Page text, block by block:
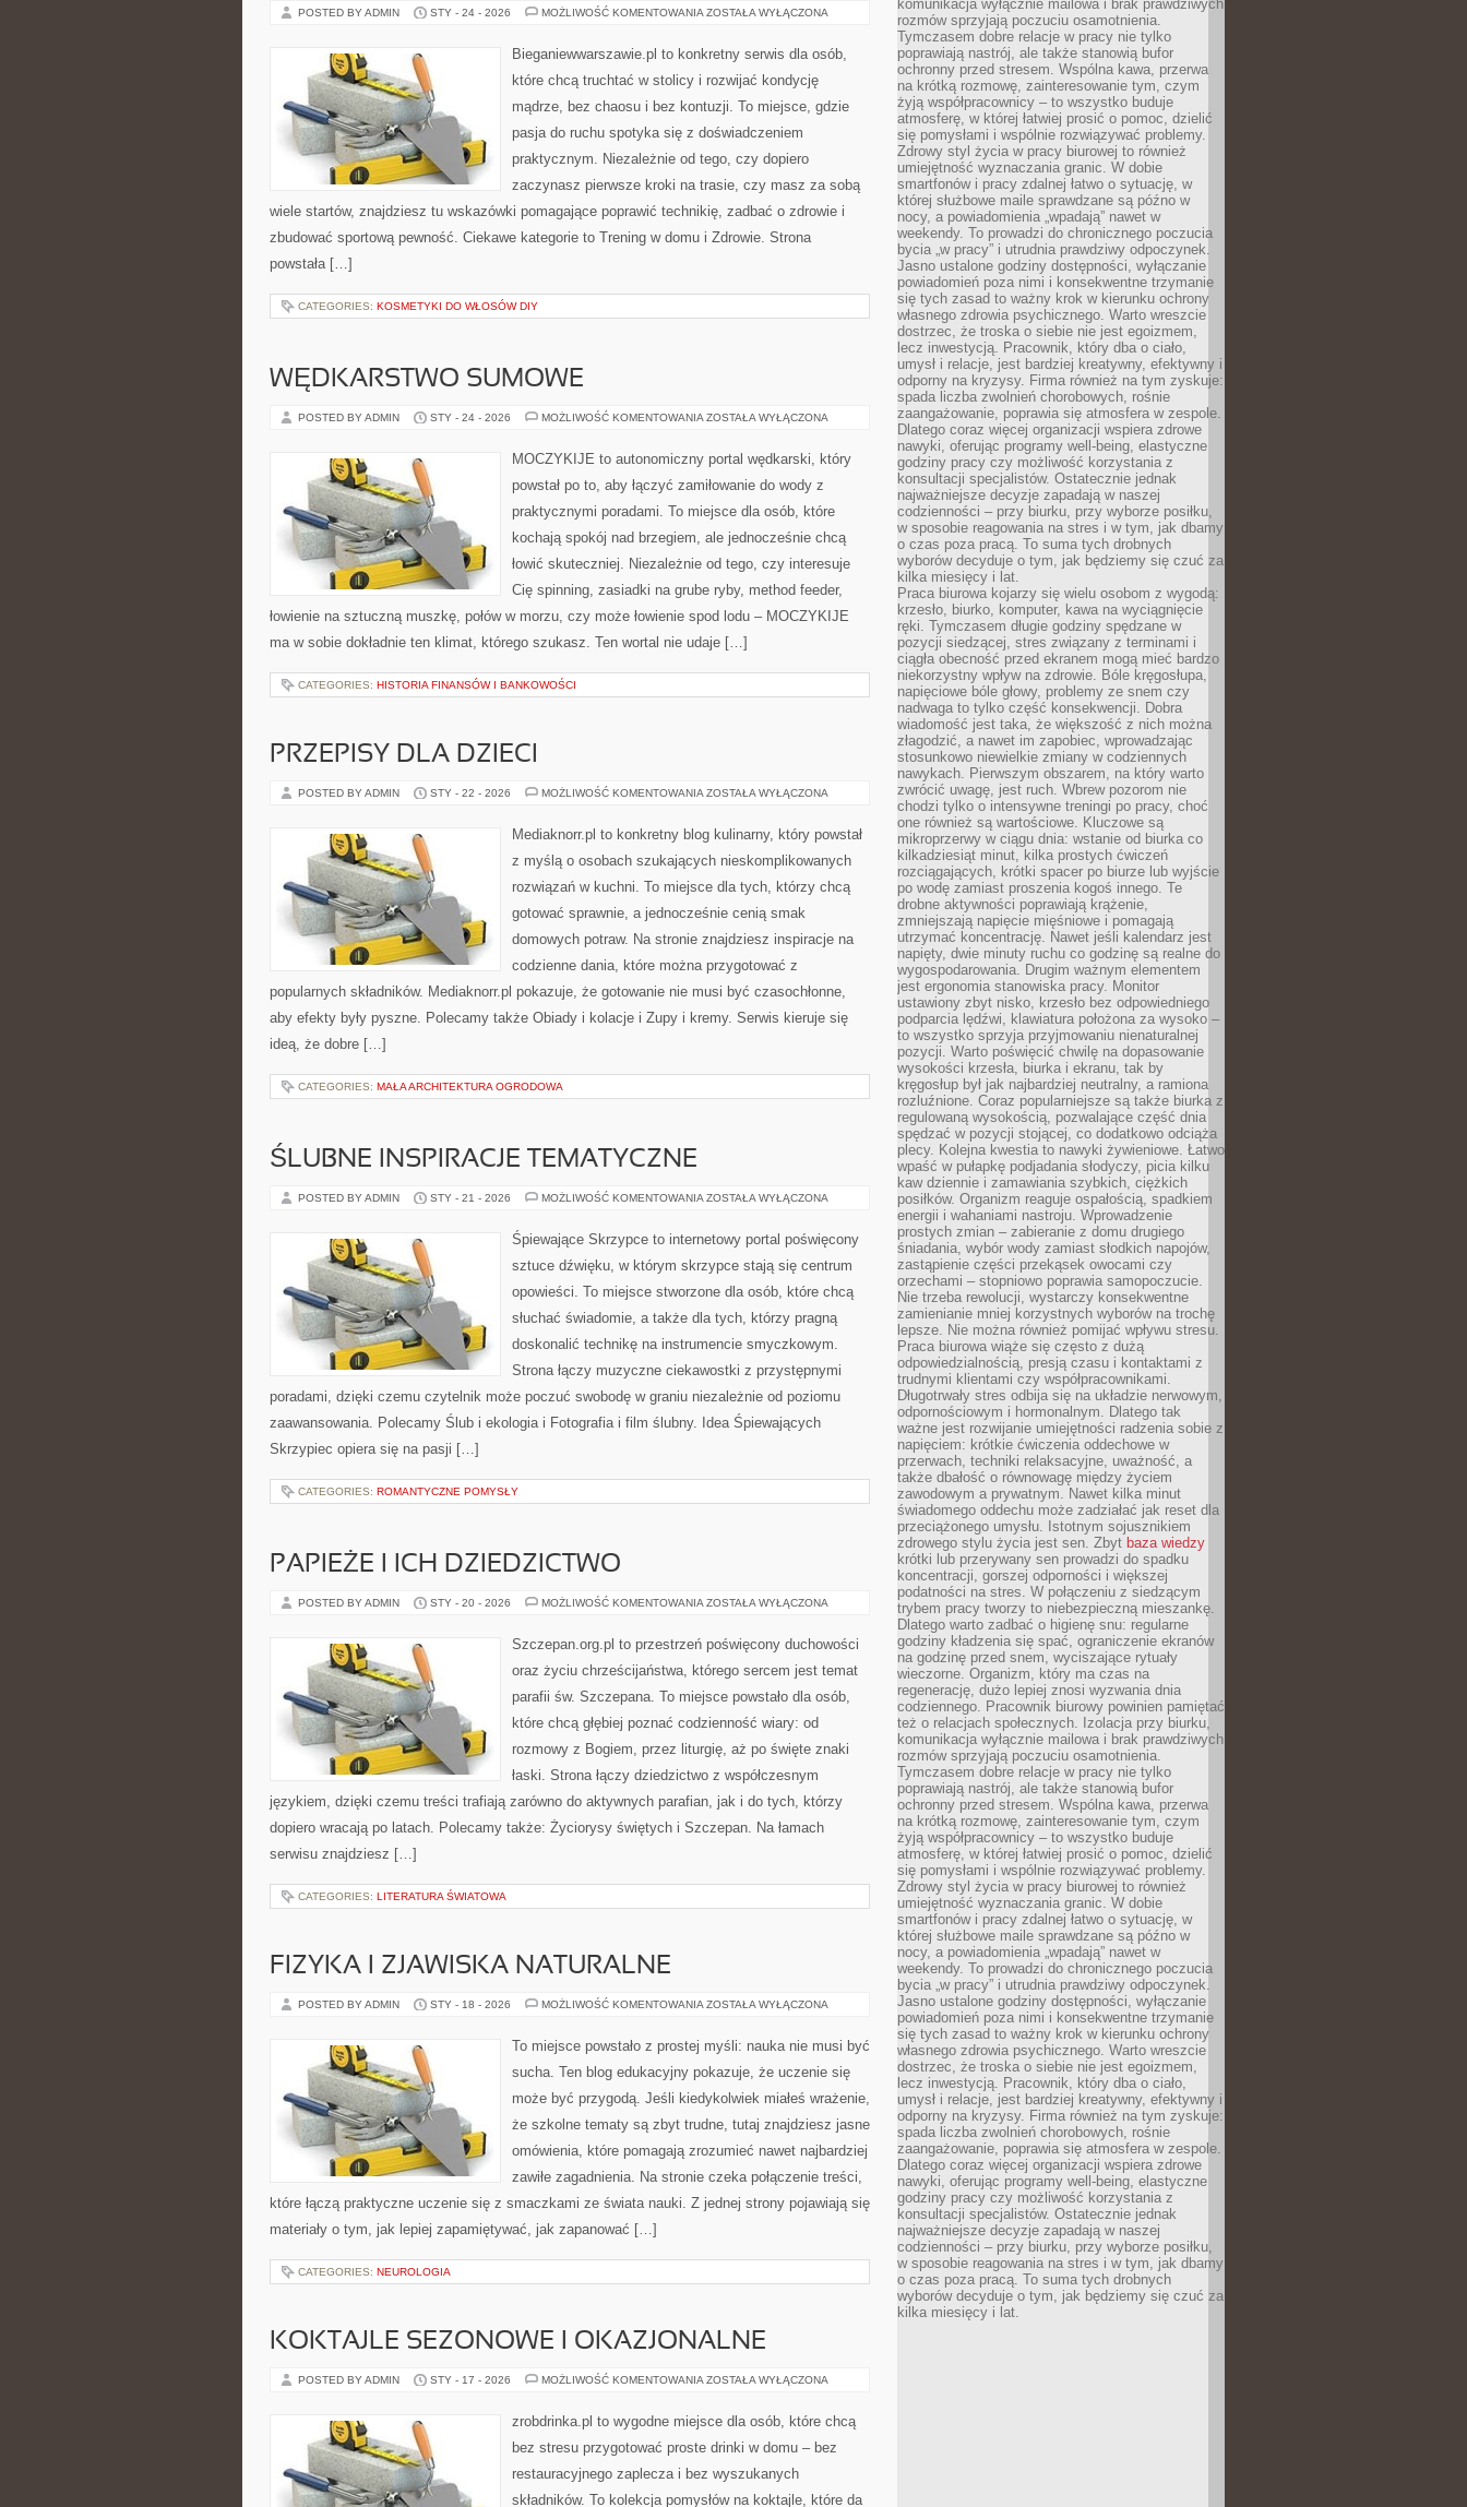
POSTED BY ADMIN STY - 24 - 2026 MOŻLIWOŚĆ KOMENTOWANIA TRENING
ZOSTAŁA WYŁĄCZONA
Bieganiewwarszawie.pl to konkretny serwis dla osób,
które chcą truchtać w stolicy i rozwijać kondycję
mądrze, bez chaosu i bez kontuzji. To miejsce, gdzie
pasja do ruchu spotyka się z doświadczeniem
praktycznym. Niezależnie od tego, czy dopiero
zaczynasz pierwsze kroki na trasie, czy masz za sobą
wiele startów, znajdziesz tu wskazówki pomagające poprawić technikię, zadbać o zdrowie i
zbudować sportową pewność. Ciekawe kategorie to Trening w domu i Zdrowie. Strona
powstała […]
CATEGORIES: KOSMETYKI DO WŁOSÓW DIY
WĘDKARSTWO SUMOWE
POSTED BY ADMIN STY - 24 - 2026 MOŻLIWOŚĆ KOMENTOWANIA WĘDKARSTWO
ZOSTAŁA WYŁĄCZONA
MOCZYKIJE to autonomiczny portal wędkarski, który
powstał po to, aby łączyć zamiłowanie do wody z
praktycznymi poradami. To miejsce dla osób, które
kochają spokój nad brzegiem, ale jednocześnie chcą
łowić skuteczniej. Niezależnie od tego, czy interesuje
Cię spinning, zasiadki na grube ryby, method feeder,
łowienie na sztuczną muszkę, połów w morzu, czy może łowienie spod lodu – MOCZYKIJE
ma w sobie dokładnie ten klimat, którego szukasz. Ten wortal nie udaje […]
CATEGORIES: HISTORIA FINANSÓW I BANKOWOŚCI
PRZEPISY DLA DZIECI
POSTED BY ADMIN STY - 22 - 2026 MOŻLIWOŚĆ KOMENTOWANIA PRZEPISY
ZOSTAŁA WYŁĄCZONA
Mediaknorr.pl to konkretny blog kulinarny, który powstał
z myślą o osobach szukających nieskomplikowanych
rozwiązań w kuchni. To miejsce dla tych, którzy chcą
gotować sprawnie, a jednocześnie cenią smak
domowych potraw. Na stronie znajdziesz inspiracje na
codzienne dania, które można przygotować z
popularnych składników. Mediaknorr.pl pokazuje, że gotowanie nie musi być czasochłonne,
aby efekty były pyszne. Polecamy także Obiady i kolacje i Zupy i kremy. Serwis kieruje się
ideą, że dobre […]
CATEGORIES: MAŁA ARCHITEKTURA OGRODOWA
ŚLUBNE INSPIRACJE TEMATYCZNE
POSTED BY ADMIN STY - 21 - 2026 MOŻLIWOŚĆ KOMENTOWANIA ŚLUBNE
ZOSTAŁA WYŁĄCZONA
Śpiewające Skrzypce to internetowy portal poświęcony
sztuce dźwięku, w którym skrzypce stają się centrum
opowieści. To miejsce stworzone dla osób, które chcą
słuchać świadomie, a także dla tych, którzy pragną
doskonalić technikę na instrumencie smyczkowym.
Strona łączy muzyczne ciekawostki z przystępnymi
poradami, dzięki czemu czytelnik może poczuć swobodę w graniu niezależnie od poziomu
zaawansowania. Polecamy Ślub i ekologia i Fotografia i film ślubny. Idea Śpiewających
Skrzypiec opiera się na pasji […]
CATEGORIES: ROMANTYCZNE POMYSŁY
PAPIEŻE I ICH DZIEDZICTWO
POSTED BY ADMIN STY - 20 - 2026 MOŻLIWOŚĆ KOMENTOWANIA PAPIEŻE
DZIEDZICTWO
ZOSTAŁA WYŁĄCZONA
Szczepan.org.pl to przestrzeń poświęcony duchowości
oraz życiu chrześcijaństwa, którego sercem jest temat
parafii św. Szczepana. To miejsce powstało dla osób,
które chcą głębiej poznać codzienność wiary: od
rozmowy z Bogiem, przez liturgię, aż po święte znaki
łaski. Strona łączy dziedzictwo z współczesnym
językiem, dzięki czemu treści trafiają zarówno do aktywnych parafian, jak i do tych, którzy
dopiero wracają po latach. Polecamy także: Życiorysy świętych i Szczepan. Na łamach
serwisu znajdziesz […]
CATEGORIES: LITERATURA ŚWIATOWA
FIZYKA I ZJAWISKA NATURALNE
POSTED BY ADMIN STY - 18 - 2026 MOŻLIWOŚĆ KOMENTOWANIA FIZYKA
NATURALNE
ZOSTAŁA WYŁĄCZONA
To miejsce powstało z prostej myśli: nauka nie musi być
sucha. Ten blog edukacyjny pokazuje, że uczenie się
może być przygodą. Jeśli kiedykolwiek miałeś wrażenie,
że szkolne tematy są zbyt trudne, tutaj znajdziesz jasne
omówienia, które pomagają zrozumieć nawet najbardziej
zawiłe zagadnienia. Na stronie czeka połączenie treści,
które łączą praktyczne uczenie się z smaczkami ze świata nauki. Z jednej strony pojawiają się
materiały o tym, jak lepiej zapamiętywać, jak zapanować […]
CATEGORIES: NEUROLOGIA
KOKTAJLE SEZONOWE I OKAZJONALNE
POSTED BY ADMIN STY - 17 - 2026 MOŻLIWOŚĆ KOMENTOWANIA KOKTAJLE
OKAZJONALNE
ZOSTAŁA WYŁĄCZONA
zrobdrinka.pl to wygodne miejsce dla osób, które chcą
bez stresu przygotować proste drinki w domu – bez
restauracyjnego zaplecza i bez wyszukanych
składników. To kolekcja pomysłów na koktajle, które da
komunikacja wyłącznie mailowa i brak prawdziwych
rozmów sprzyjają poczuciu osamotnienia.
Tymczasem dobre relacje w pracy nie tylko
poprawiają nastrój, ale także stanowią bufor
ochronny przed stresem. Wspólna kawa, przerwa
na krótką rozmowę, zainteresowanie tym, czym
żyją współpracownicy – to wszystko buduje
atmosferę, w której łatwiej prosić o pomoc, dzielić
się pomysłami i wspólnie rozwiązywać problemy.
Zdrowy styl życia w pracy biurowej to również
umiejętność wyznaczania granic. W dobie
smartfonów i pracy zdalnej łatwo o sytuację, w
której służbowe maile sprawdzane są późno w
nocy, a powiadomienia „wpadają” nawet w
weekendy. To prowadzi do chronicznego poczucia
bycia „w pracy” i utrudnia prawdziwy odpoczynek.
Jasno ustalone godziny dostępności, wyłączanie
powiadomień poza nimi i konsekwentne trzymanie
się tych zasad to ważny krok w kierunku ochrony
własnego zdrowia psychicznego. Warto wreszcie
dostrzec, że troska o siebie nie jest egoizmem,
lecz inwestycją. Pracownik, który dba o ciało,
umysł i relacje, jest bardziej kreatywny, efektywny i
odporny na kryzysy. Firma również na tym zyskuje:
spada liczba zwolnień chorobowych, rośnie
zaangażowanie, poprawia się atmosfera w zespole.
Dlatego coraz więcej organizacji wspiera zdrowe
nawyki, oferując programy well-being, elastyczne
godziny pracy czy możliwość korzystania z
konsultacji specjalistów. Ostatecznie jednak
najważniejsze decyzje zapadają w naszej
codzienności – przy biurku, przy wyborze posiłku,
w sposobie reagowania na stres i w tym, jak dbamy
o czas poza pracą. To suma tych drobnych
wyborów decyduje o tym, jak będziemy się czuć za
kilka miesięcy i lat.
Praca biurowa kojarzy się wielu osobom z wygodą:
krzesło, biurko, komputer, kawa na wyciągnięcie
ręki. Tymczasem długie godziny spędzane w
pozycji siedzącej, stres związany z terminami i
ciągła obecność przed ekranem mogą mieć bardzo
niekorzystny wpływ na zdrowie. Bóle kręgosłupa,
napięciowe bóle głowy, problemy ze snem czy
nadwaga to tylko część konsekwencji. Dobra
wiadomość jest taka, że większość z nich można
złagodzić, a nawet im zapobiec, wprowadzając
stosunkowo niewielkie zmiany w codziennych
nawykach. Pierwszym obszarem, na który warto
zwrócić uwagę, jest ruch. Wbrew pozorom nie
chodzi tylko o intensywne treningi po pracy, choć
one również są wartościowe. Kluczowe są
mikroprzerwy w ciągu dnia: wstanie od biurka co
kilkadziesiąt minut, kilka prostych ćwiczeń
rozciągających, krótki spacer po biurze lub wyjście
po wodę zamiast proszenia kogoś innego. Te
drobne aktywności poprawiają krążenie,
zmniejszają napięcie mięśniowe i pomagają
utrzymać koncentrację. Nawet jeśli kalendarz jest
napięty, dwie minuty ruchu co godzinę są realne do
wygospodarowania. Drugim ważnym elementem
jest ergonomia stanowiska pracy. Monitor
ustawiony zbyt nisko, krzesło bez odpowiedniego
podparcia lędźwi, klawiatura położona za wysoko –
to wszystko sprzyja przyjmowaniu nienaturalnej
pozycji. Warto poświęcić chwilę na dopasowanie
wysokości krzesła, biurka i ekranu, tak by
kręgosłup był jak najbardziej neutralny, a ramiona
rozluźnione. Coraz popularniejsze są także biurka z
regulowaną wysokością, pozwalające część dnia
spędzać w pozycji stojącej, co dodatkowo odciąża
plecy. Kolejna kwestia to nawyki żywieniowe. Łatwo
wpaść w pułapkę podjadania słodyczy, picia kilku
kaw dziennie i zamawiania szybkich, ciężkich
posiłków. Organizm reaguje ospałością, spadkiem
energii i wahaniami nastroju. Wprowadzenie
prostych zmian – zabieranie z domu drugiego
śniadania, wybór wody zamiast słodkich napojów,
zastąpienie części przekąsek owocami czy
orzechami – stopniowo poprawia samopoczucie.
Nie trzeba rewolucji, wystarczy konsekwentne
zamienianie mniej korzystnych wyborów na trochę
lepsze. Nie można również pomijać wpływu stresu.
Praca biurowa wiąże się często z dużą
odpowiedzialnością, presją czasu i kontaktami z
trudnymi klientami czy współpracownikami.
Długotrwały stres odbija się na układzie nerwowym,
odpornościowym i hormonalnym. Dlatego tak
ważne jest rozwijanie umiejętności radzenia sobie z
napięciem: krótkie ćwiczenia oddechowe w
przerwach, techniki relaksacyjne, uważność, a
także dbałość o równowagę między życiem
zawodowym a prywatnym. Nawet kilka minut
świadomego oddechu może zadziałać jak reset dla
przeciążonego umysłu. Istotnym sojusznikiem
zdrowego stylu życia jest sen. Zbyt baza wiedzy
krótki lub przerywany sen prowadzi do spadku
koncentracji, gorszej odporności i większej
podatności na stres. W połączeniu z siedzącym
trybem pracy tworzy to niebezpieczną mieszankę.
Dlatego warto zadbać o higienę snu: regularne
godziny kładzenia się spać, ograniczenie ekranów
na godzinę przed snem, wyciszające rytuały
wieczorne. Organizm, który ma czas na
regenerację, dużo lepiej znosi wyzwania dnia
codziennego. Pracownik biurowy powinien pamiętać
też o relacjach społecznych. Izolacja przy biurku,
komunikacja wyłącznie mailowa i brak prawdziwych
rozmów sprzyjają poczuciu osamotnienia.
Tymczasem dobre relacje w pracy nie tylko
poprawiają nastrój, ale także stanowią bufor
ochronny przed stresem. Wspólna kawa, przerwa
na krótką rozmowę, zainteresowanie tym, czym
żyją współpracownicy – to wszystko buduje
atmosferę, w której łatwiej prosić o pomoc, dzielić
się pomysłami i wspólnie rozwiązywać problemy.
Zdrowy styl życia w pracy biurowej to również
umiejętność wyznaczania granic. W dobie
smartfonów i pracy zdalnej łatwo o sytuację, w
której służbowe maile sprawdzane są późno w
nocy, a powiadomienia „wpadają” nawet w
weekendy. To prowadzi do chronicznego poczucia
bycia „w pracy” i utrudnia prawdziwy odpoczynek.
Jasno ustalone godziny dostępności, wyłączanie
powiadomień poza nimi i konsekwentne trzymanie
się tych zasad to ważny krok w kierunku ochrony
własnego zdrowia psychicznego. Warto wreszcie
dostrzec, że troska o siebie nie jest egoizmem,
lecz inwestycją. Pracownik, który dba o ciało,
umysł i relacje, jest bardziej kreatywny, efektywny i
odporny na kryzysy. Firma również na tym zyskuje:
spada liczba zwolnień chorobowych, rośnie
zaangażowanie, poprawia się atmosfera w zespole.
Dlatego coraz więcej organizacji wspiera zdrowe
nawyki, oferując programy well-being, elastyczne
godziny pracy czy możliwość korzystania z
konsultacji specjalistów. Ostatecznie jednak
najważniejsze decyzje zapadają w naszej
codzienności – przy biurku, przy wyborze posiłku,
w sposobie reagowania na stres i w tym, jak dbamy
o czas poza pracą. To suma tych drobnych
wyborów decyduje o tym, jak będziemy się czuć za
kilka miesięcy i lat.